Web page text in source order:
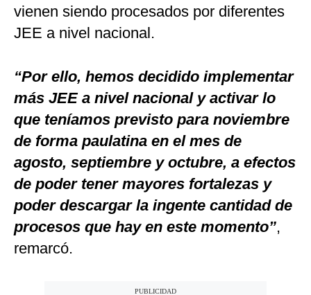
vienen siendo procesados por diferentes
JEE a nivel nacional.
“Por ello, hemos decidido implementar
más JEE a nivel nacional y activar lo
que teníamos previsto para noviembre
de forma paulatina en el mes de
agosto, septiembre y octubre, a efectos
de poder tener mayores fortalezas y
poder descargar la ingente cantidad de
procesos que hay en este momento”,
remarcó.